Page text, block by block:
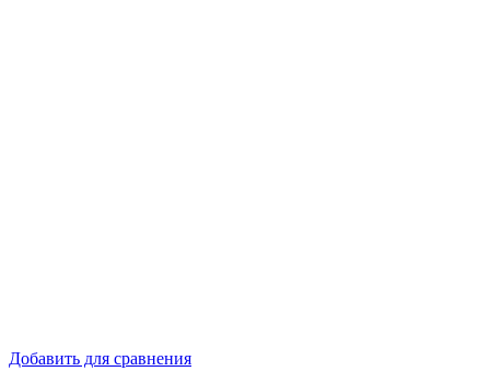
Добавить для сравнения